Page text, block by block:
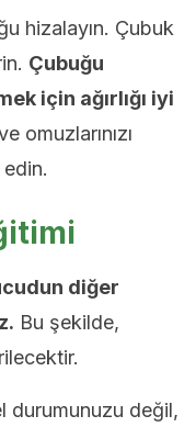
hizalayın. Çubuk
Çubuğu
için ağırlığı iyi
omuzlarınızı
diğer
Bu şekilde,
durumunuzu değil,